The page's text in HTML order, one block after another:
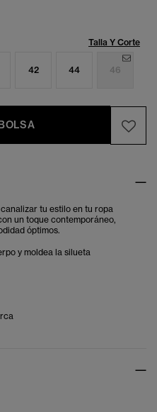
Talla Y Corte
42 44 46
tu estilo en tu ropa
un toque contemporáneo,
óptimos.
y moldea la silueta